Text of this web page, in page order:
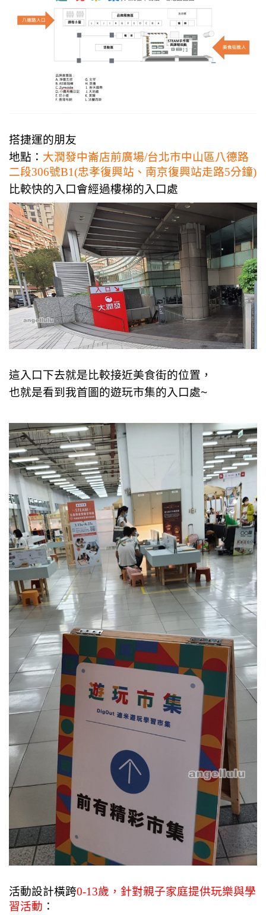
搭捷運的朋友
地點： 大潤發中崙店前廣場/台北市中山區八德路
二段306號B1(忠孝復興站、南京復興站走路5分鐘)
比較快的入口會經過樓梯的入口處
這入口下去就是比較接近美食街的位置，
也就是看到我首圖的遊玩市集的入口處~
活動設計橫跨0-13歲， 針對親子家庭提供玩樂與學
習活動 ：